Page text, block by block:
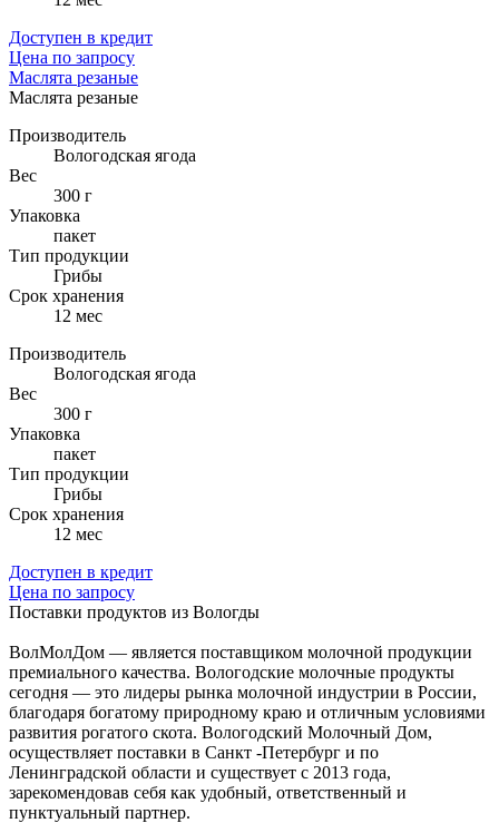
Доступен в кредит
Цена по запросу
Маслята резаные
Маслята резаные
Производитель
Вологодская ягода
Вес
300 г
Упаковка
пакет
Тип продукции
Грибы
Cрок хранения
12 мес
Производитель
Вологодская ягода
Вес
300 г
Упаковка
пакет
Тип продукции
Грибы
Cрок хранения
12 мес
Доступен в кредит
Цена по запросу
Поставки продуктов из Вологды
ВолМолДом — является поставщиком молочной продукции
премиального качества. Вологодские молочные продукты
сегодня — это лидеры рынка молочной индустрии в России,
благодаря богатому природному краю и отличным условиями
развития рогатого скота. Вологодский Молочный Дом,
осуществляет поставки в Санкт -Петербург и по
Ленинградской области и существует с 2013 года,
зарекомендовав себя как удобный, ответственный и
пунктуальный партнер.